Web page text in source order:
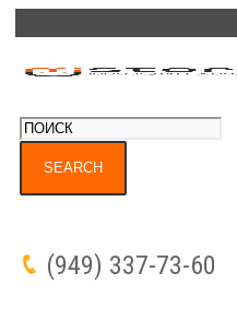
(949) 337-73-60